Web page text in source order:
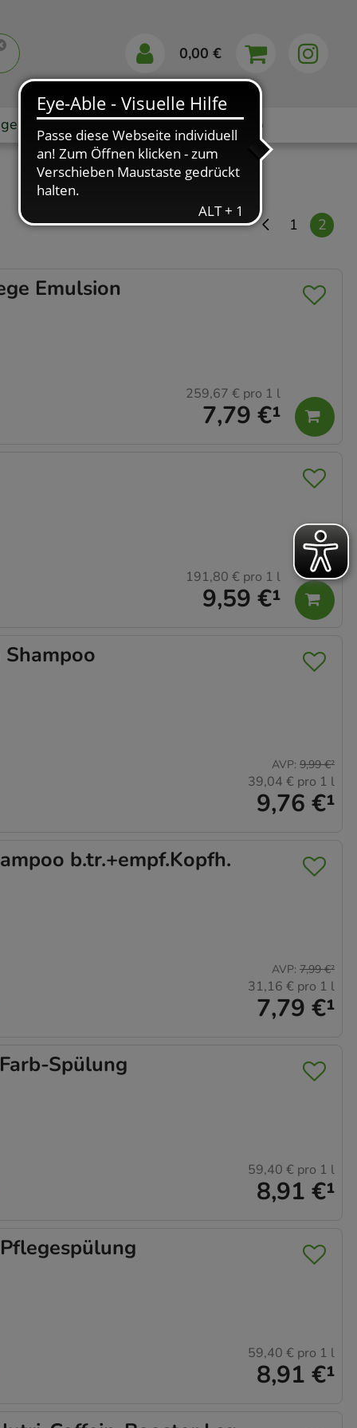
0,00 €
Markenshops Ratgeber App
1
2
Emulsion
7,79 €¹
259,67 € pro 1 l
9,59 €¹
191,80 € pro 1 l
9,76 €¹
AVP: 9,99 €²
39,04 € pro 1 l
b.tr.+empf.Kopfh.
7,79 €¹
AVP: 7,99 €²
31,16 € pro 1 l
Spülung
8,91 €¹
59,40 € pro 1 l
8,91 €¹
59,40 € pro 1 l